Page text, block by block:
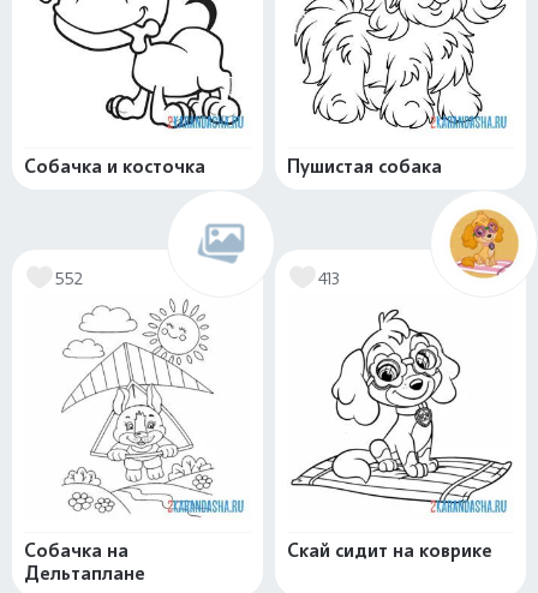
Собачка и косточка Пушистая собака
552
Собачка на
Дельтаплане
413
Скай сидит на коврике